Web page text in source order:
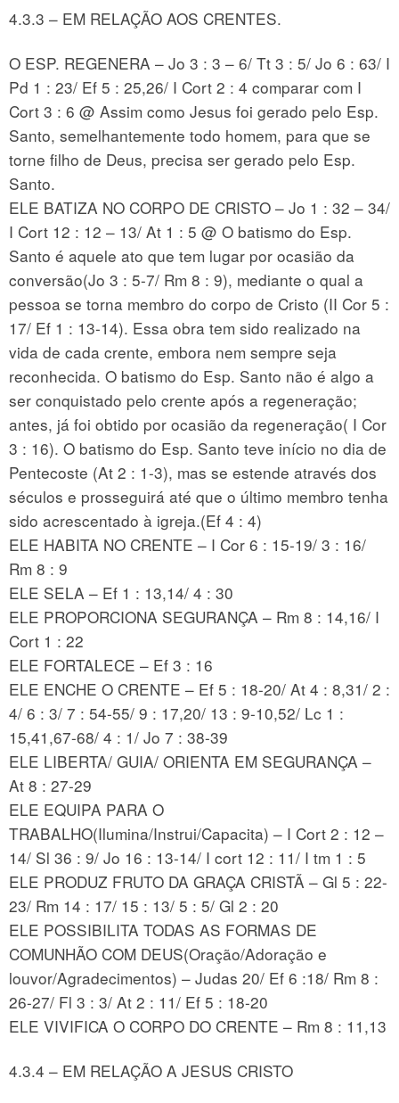
4.3.3 – EM RELAÇÃO AOS CRENTES.
O ESP. REGENERA – Jo 3 : 3 – 6/ Tt 3 : 5/ Jo 6 : 63/ I
Pd 1 : 23/ Ef 5 : 25,26/ I Cort 2 : 4 comparar com I
Cort 3 : 6 @ Assim como Jesus foi gerado pelo Esp.
Santo, semelhantemente todo homem, para que se
torne filho de Deus, precisa ser gerado pelo Esp.
Santo.
ELE BATIZA NO CORPO DE CRISTO – Jo 1 : 32 – 34/
I Cort 12 : 12 – 13/ At 1 : 5 @ O batismo do Esp.
Santo é aquele ato que tem lugar por ocasião da
conversão(Jo 3 : 5-7/ Rm 8 : 9), mediante o qual a
pessoa se torna membro do corpo de Cristo (II Cor 5 :
17/ Ef 1 : 13-14). Essa obra tem sido realizado na
vida de cada crente, embora nem sempre seja
reconhecida. O batismo do Esp. Santo não é algo a
ser conquistado pelo crente após a regeneração;
antes, já foi obtido por ocasião da regeneração( I Cor
3 : 16). O batismo do Esp. Santo teve início no dia de
Pentecoste (At 2 : 1-3), mas se estende através dos
séculos e prosseguirá até que o último membro tenha
sido acrescentado à igreja.(Ef 4 : 4)
ELE HABITA NO CRENTE – I Cor 6 : 15-19/ 3 : 16/
Rm 8 : 9
ELE SELA – Ef 1 : 13,14/ 4 : 30
ELE PROPORCIONA SEGURANÇA – Rm 8 : 14,16/ I
Cort 1 : 22
ELE FORTALECE – Ef 3 : 16
ELE ENCHE O CRENTE – Ef 5 : 18-20/ At 4 : 8,31/ 2 :
4/ 6 : 3/ 7 : 54-55/ 9 : 17,20/ 13 : 9-10,52/ Lc 1 :
15,41,67-68/ 4 : 1/ Jo 7 : 38-39
ELE LIBERTA/ GUIA/ ORIENTA EM SEGURANÇA –
At 8 : 27-29
ELE EQUIPA PARA O
TRABALHO(Ilumina/Instrui/Capacita) – I Cort 2 : 12 –
14/ Sl 36 : 9/ Jo 16 : 13-14/ I cort 12 : 11/ I tm 1 : 5
ELE PRODUZ FRUTO DA GRAÇA CRISTÃ – Gl 5 : 22-
23/ Rm 14 : 17/ 15 : 13/ 5 : 5/ Gl 2 : 20
ELE POSSIBILITA TODAS AS FORMAS DE
COMUNHÃO COM DEUS(Oração/Adoração e
louvor/Agradecimentos) – Judas 20/ Ef 6 :18/ Rm 8 :
26-27/ Fl 3 : 3/ At 2 : 11/ Ef 5 : 18-20
ELE VIVIFICA O CORPO DO CRENTE – Rm 8 : 11,13
4.3.4 – EM RELAÇÃO A JESUS CRISTO